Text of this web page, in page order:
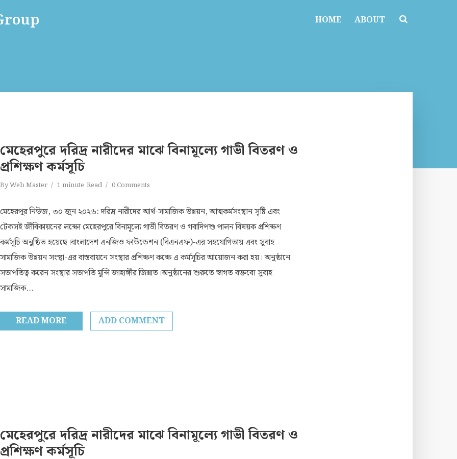
HOME ABOUT
মেহেরপুরে দরিদ্র নারীদের মাঝে বিনামূল্যে গাভী বিতরণ ও
প্রশিক্ষণ কর্মসূচি
ByWeb Master 1 minute Read 0 Comments
মেহেরপুর নিউজ, ৩০ জুন ২০২৬: দরিদ্র নারীদের আর্থ-সামাজিক উন্নয়ন, আত্মকর্মসংস্থান সৃষ্টি এবং
টেকসই জীবিকায়নের লক্ষ্যে মেহেরপুরে বিনামূল্যে গাভী বিতরণ ও গবাদিপশু পালন বিষয়ক প্রশিক্ষণ
কর্মসূচি অনুষ্ঠিত হয়েছে।বাংলাদেশ এনজিও ফাউন্ডেশন (বিএনএফ)-এর সহযোগিতায় এবং সুবাহ
সামাজিক উন্নয়ন সংস্থা-এর বাস্তবায়নে সংস্থার প্রশিক্ষণ কক্ষে এ কর্মসূচির আয়োজন করা হয়। অনুষ্ঠানে
সভাপতিত্ব করেন সংস্থার সভাপতি মুন্সি জাহাঙ্গীর জিন্নাত।অনুষ্ঠানের শুরুতে স্বাগত বক্তব্যে সুবাহ
সামাজিক...
READ MORE ADD COMMENT
মেহেরপুরে দরিদ্র নারীদের মাঝে বিনামূল্যে গাভী বিতরণ ও
প্রশিক্ষণ কর্মসূচি